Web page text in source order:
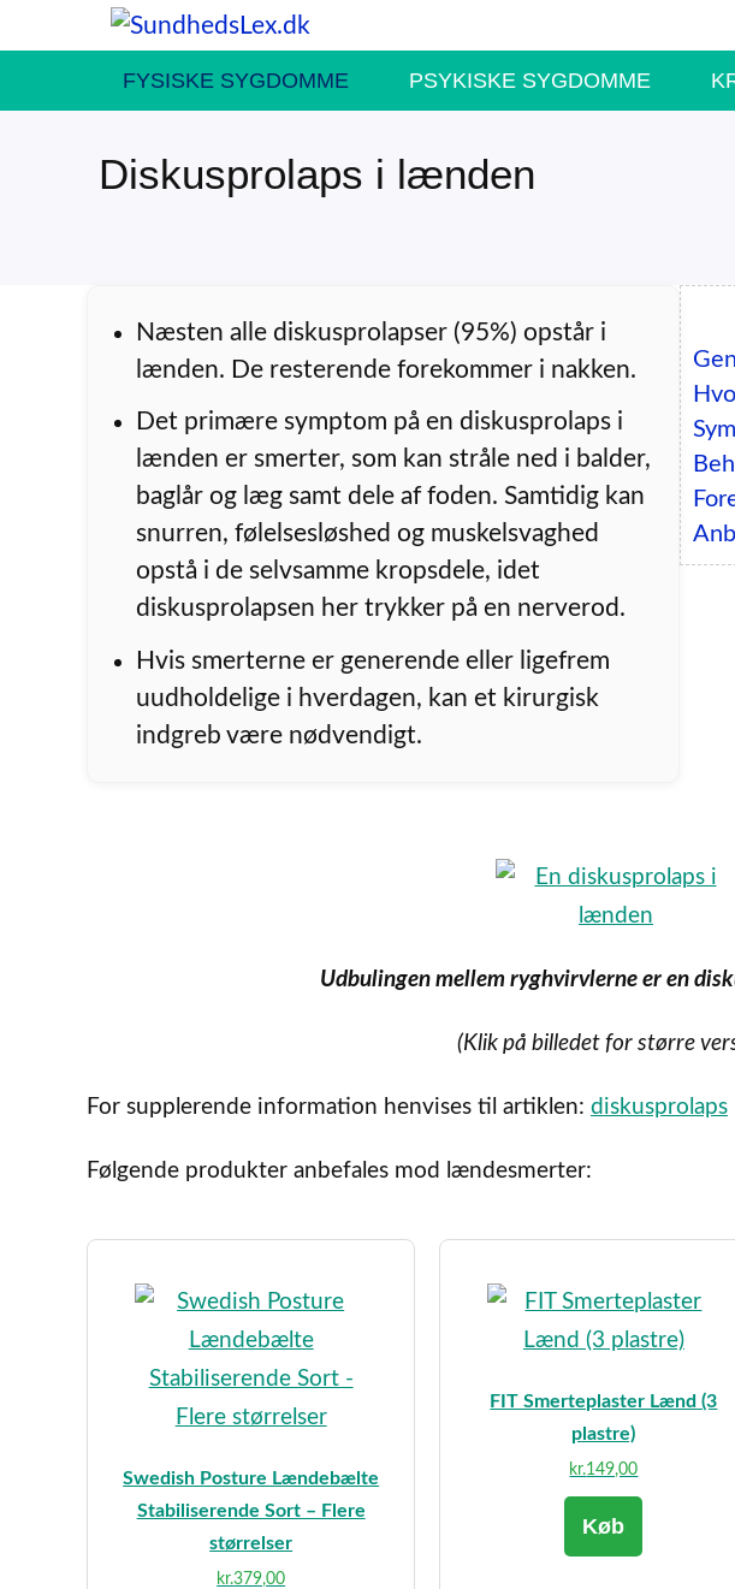
til
FYSISKE SYGDOMME PSYKISKE SYGDOMME
Diskusprolaps i lænden
Næsten alle diskusprolapser (95%) opstår i
lænden. De resterende forekommer i nakken.
Det primære symptom på en diskusprolaps i
lænden er smerter, som kan stråle ned i balder,
baglår og læg samt dele af foden. Samtidig kan
snurren, følelsesløshed og muskelsvaghed
opstå i de selvsamme kropsdele, idet
diskusprolapsen her trykker på en nerverod.
Hvis smerterne er generende eller ligefrem
uudholdelige i hverdagen, kan et kirurgisk
indgreb være nødvendigt.
Udbulingen mellem ryghvirvlerne er en
(Klik på billedet for større
For supplerende information henvises til artiklen: diskusprolaps
Følgende produkter anbefales mod lændesmerter:
Swedish Posture Lændebælte
Stabiliserende Sort – Flere
størrelser
kr.379,00
FIT Smerteplaster Lænd (3
plastre)
kr.149,00
Køb